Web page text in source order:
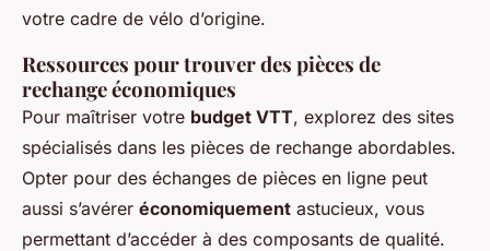
votre cadre de vélo d’origine.
Ressources pour trouver des pièces de
rechange économiques
Pour maîtriser votre budget VTT, explorez des sites
spécialisés dans les pièces de rechange abordables.
Opter pour des échanges de pièces en ligne peut
aussi s’avérer économiquement astucieux, vous
permettant d’accéder à des composants de qualité.